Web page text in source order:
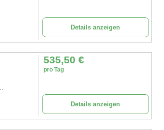
Details anzeigen
535,50 €
pro Tag
Details anzeigen